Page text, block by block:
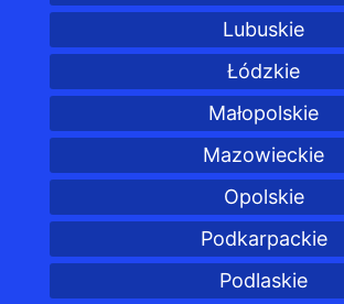
Lubuskie
Łódzkie
Małopolskie
Mazowieckie
Opolskie
Podkarpackie
Podlaskie